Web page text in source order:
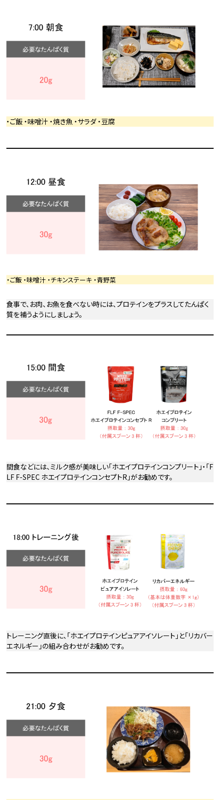
・ご飯 ・味噌汁 ・焼き魚 ・サラダ ・豆腐
・ご飯 ・味噌汁 ・チキンステーキ ・青野菜
食事で、お肉、お魚を食べない時には、プロテインをプラスしてたんぱく
質を補うようにしましょう。
間食などには、ミルク感が美味しい「ホエイプロテインコンプリート」・「F
LF F-SPEC ホエイプロテインコンセプトR」がお勧めです。
トレーニング直後に、「ホエイプロテインピュアアイソレート」と「リカバー
エネルギー」の組み合わせがお勧めです。